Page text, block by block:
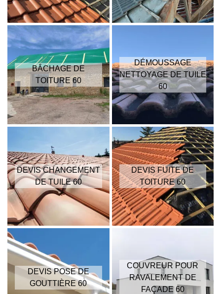
BÂCHAGE DE
TOITURE 60
DÉMOUSSAGE
NETTOYAGE DE TUILE
60
DEVIS CHANGEMENT
DE TUILE 60
DEVIS FUITE DE
TOITURE 60
DEVIS POSE DE
GOUTTIÈRE 60
COUVREUR POUR
RAVALEMENT DE
FAÇADE 60